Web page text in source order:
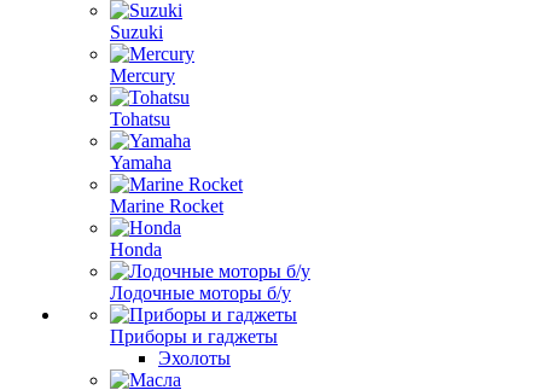
Suzuki
Mercury
Tohatsu
Yamaha
Marine Rocket
Honda
Лодочные моторы б/у
Приборы и гаджеты
Эхолоты